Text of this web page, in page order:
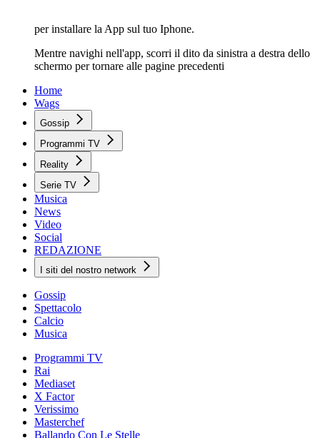
per installare la App sul tuo Iphone.
Mentre navighi nell'app, scorri il dito da sinistra a destra dello
schermo per tornare alle pagine precedenti
Home
Wags
Gossip
Programmi TV
Reality
Serie TV
Musica
News
Video
Social
REDAZIONE
I siti del nostro network
Gossip
Spettacolo
Calcio
Musica
Programmi TV
Rai
Mediaset
X Factor
Verissimo
Masterchef
Ballando Con Le Stelle